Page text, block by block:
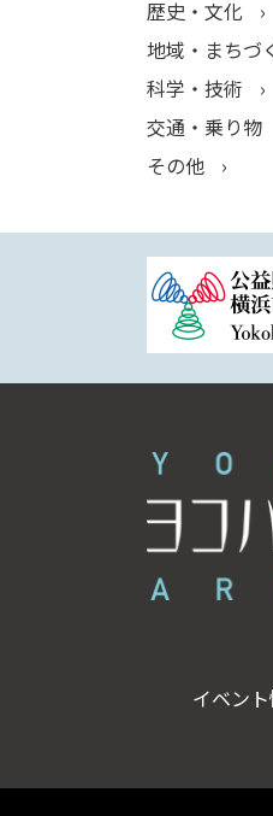
歴史・文化
地域・まちづ
科学・技術
交通・乗り物
その他
イベン